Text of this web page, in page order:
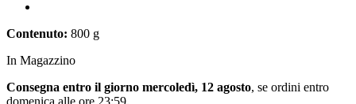
Contenuto: 800 g
In Magazzino
Consegna entro il giorno mercoledì, 12 agosto, se ordini entro
domenica alle ore 23:59.